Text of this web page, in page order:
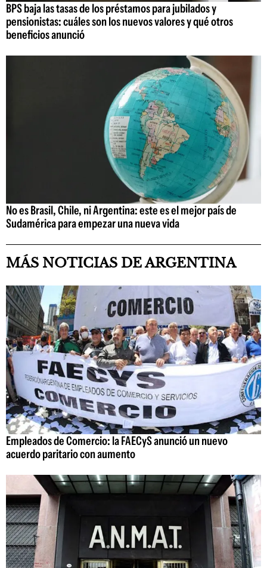
BPS baja las tasas de los préstamos para jubilados y
pensionistas: cuáles son los nuevos valores y qué otros
beneficios anunció
No es Brasil, Chile, ni Argentina: este es el mejor país de
Sudamérica para empezar una nueva vida
MÁS NOTICIAS DE ARGENTINA
Empleados de Comercio: la FAECyS anunció un nuevo
acuerdo paritario con aumento